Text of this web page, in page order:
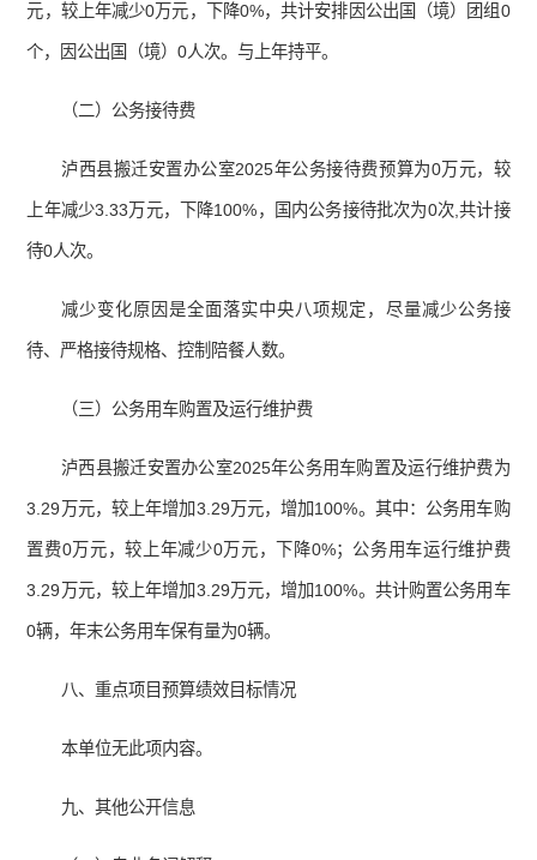
元，较上年减少0万元，下降0%，共计安排因公出国（境）团组0
个，因公出国（境）0人次。与上年持平。
（二）公务接待费
泸西县搬迁安置办公室2025年公务接待费预算为0万元，较
上年减少3.33万元，下降100%，国内公务接待批次为0次,共计接
待0人次。
减少变化原因是全面落实中央八项规定，尽量减少公务接
待、严格接待规格、控制陪餐人数。
（三）公务用车购置及运行维护费
泸西县搬迁安置办公室2025年公务用车购置及运行维护费为
3.29万元，较上年增加3.29万元，增加100%。其中：公务用车购
置费0万元，较上年减少0万元，下降0%；公务用车运行维护费
3.29万元，较上年增加3.29万元，增加100%。共计购置公务用车
0辆，年末公务用车保有量为0辆。
八、重点项目预算绩效目标情况
本单位无此项内容。
九、其他公开信息